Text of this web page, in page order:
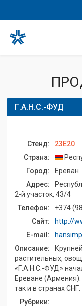
Г.А.Н.С.-ФУД
Стенд:
23E20
Страна:
Город:
Ереван
Адрес:
2-й участок, 43/4
Телефон:
+374
Сайт:
http://
E-mail:
Описание:
растительных,
«Г.А.Н.С.-ФУД»
Ереване
так и в странах СНГ.
Рубрики: